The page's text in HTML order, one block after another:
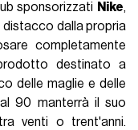
sponsorizzati Nike,
distacco dalla propria
completamente
destinato a
delle maglie e delle
90 manterrà il suo
venti o trent'anni.